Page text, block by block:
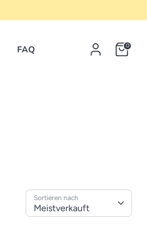
FAQ 0
Sortieren nach
Meistverkauft